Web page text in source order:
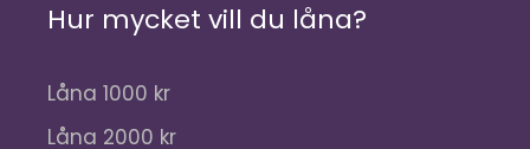
Hur mycket vill du låna?
Låna 1000 kr
Låna 2000 kr